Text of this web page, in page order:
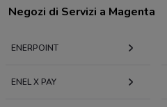
Negozi di Servizi a Magenta
ENERPOINT
ENEL X PAY